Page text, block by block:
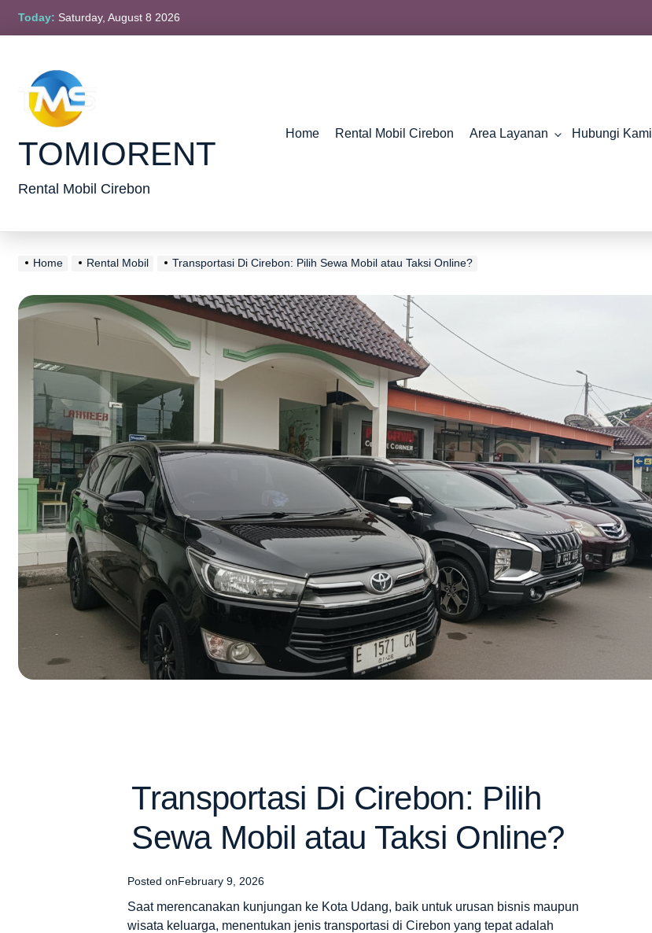
Today: Saturday, August 8 2026
TOMIORENT
Rental Mobil Cirebon
Home Rental Mobil Cirebon Area Layanan Hubungi Kami
Home Rental Mobil Transportasi Di Cirebon: Pilih Sewa Mobil atau Taksi Online?
Transportasi Di Cirebon: Pilih
Sewa Mobil atau Taksi Online?
Posted onFebruary 9, 2026
Saat merencanakan kunjungan ke Kota Udang, baik untuk urusan bisnis maupun
wisata keluarga, menentukan jenistransportasi di Cirebon yang tepat adalah